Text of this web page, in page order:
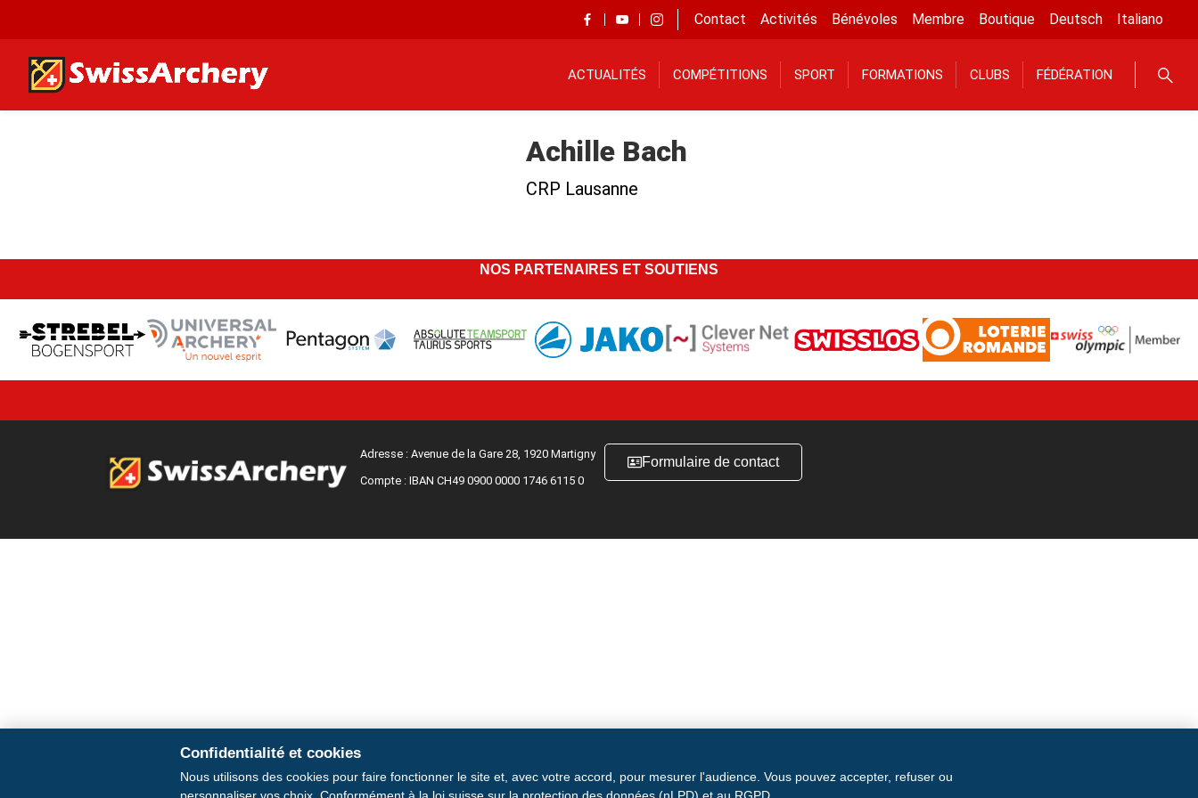
Contact Activités Bénévoles Membre Boutique Deutsch Italiano
ACTUALITÉS COMPÉTITIONS SPORT FORMATIONS CLUBS FÉDÉRATION
Achille Bach
CRP Lausanne
NOS PARTENAIRES ET SOUTIENS
Adresse : Avenue de la Gare 28, 1920 Martigny
Compte : IBAN CH49 0900 0000 1746 6115 0
Formulaire de contact
Confidentialité et cookies
Nous utilisons des cookies pour faire fonctionner le site et, avec votre accord, pour mesurer l'audience. Vous pouvez accepter, refuser ou